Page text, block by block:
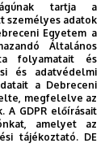
tartja a
személyes adatok
Egyetem a
Általános
folyamatait és
és adatvédelmi
a Debreceni
megfelelve az
A GDPR előírásait
amelyet az
tájékoztató. DE